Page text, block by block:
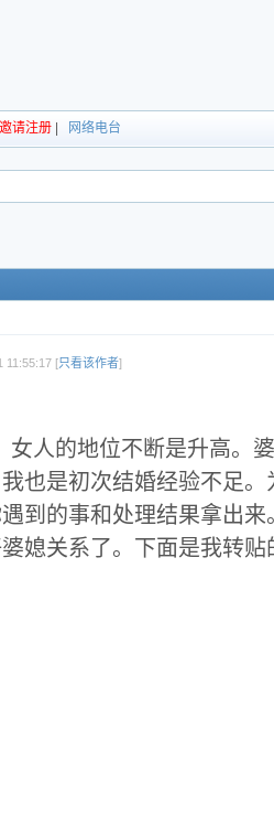
邀请注册 网络电台
11:55:17 [只看该作者]
女人的地位不断是升高。
也是初次结婚经验不足
到的事和处理结果拿出
媳关系了。下面是我转